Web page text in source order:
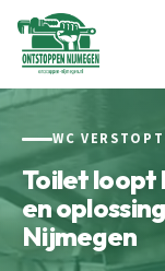
WC
Toilet loopt
en
Nijmegen